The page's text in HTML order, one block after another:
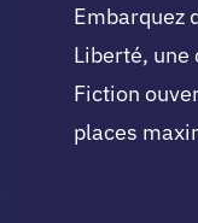
Embarquez
Liberté, une
Fiction
places